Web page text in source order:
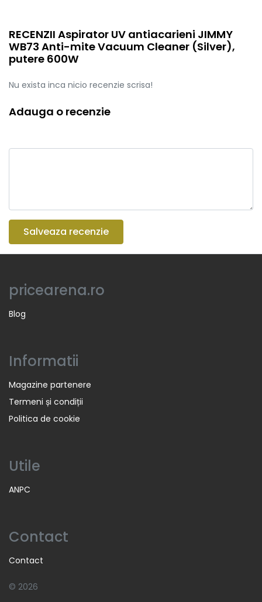
RECENZII Aspirator UV antiacarieni JIMMY
WB73 Anti-mite Vacuum Cleaner (Silver),
putere 600W
Nu exista inca nicio recenzie scrisa!
Adauga o recenzie
Salveaza recenzie
pricearena.ro
Blog
Informatii
Magazine partenere
Termeni și condiții
Politica de cookie
Utile
ANPC
Contact
Contact
© 2026